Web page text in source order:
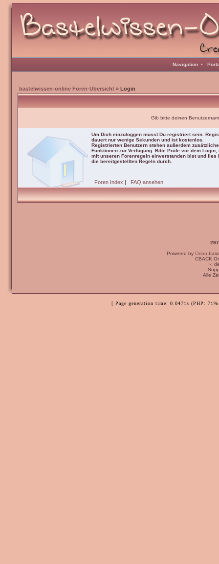
Navigation •
bastelwissen-online Foren-Übersicht » Login
Gib bitte deinen
Um Dich einzuloggen musst Du registriert sein.
dauert nur wenige Sekunden und ist kostenlos.
Registrierten Benutzern stehen außerdem zusätzliche
Funktionen zur Verfügung. Bitte Prüfe vor dem Login,
mit unseren Forenregeln einverstanden bist und lies
die bereitgestellten Regeln durch.
Foren Index | FAQ ansehen
Powered by Orion
CBACK
:-:
Alle
[ Page generation time: 0.0471s (PHP: